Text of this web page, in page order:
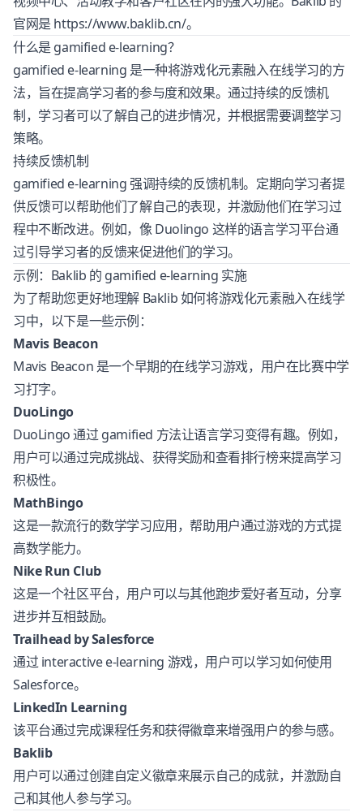
官网是 https://www.baklib.cn/。
什么是 gamified e-learning？
gamified e-learning 是一种将游戏化元素融入在线学习的方
法，旨在提高学习者的参与度和效果。通过持续的反馈机
制，学习者可以了解自己的进步情况，并根据需要调整学习
策略。
持续反馈机制
gamified e-learning 强调持续的反馈机制。定期向学习者提
供反馈可以帮助他们了解自己的表现，并激励他们在学习过
程中不断改进。例如，像 Duolingo 这样的语言学习平台通
过引导学习者的反馈来促进他们的学习。
示例：Baklib 的 gamified e-learning 实施
为了帮助您更好地理解 Baklib 如何将游戏化元素融入在线学
习中，以下是一些示例：
Mavis Beacon
Mavis Beacon 是一个早期的在线学习游戏，用户在比赛中学
习打字。
DuoLingo
DuoLingo 通过 gamified 方法让语言学习变得有趣。例如，
用户可以通过完成挑战、获得奖励和查看排行榜来提高学习
积极性。
MathBingo
这是一款流行的数学学习应用，帮助用户通过游戏的方式提
高数学能力。
Nike Run Club
这是一个社区平台，用户可以与其他跑步爱好者互动，分享
进步并互相鼓励。
Trailhead by Salesforce
通过 interactive e-learning 游戏，用户可以学习如何使用
Salesforce。
LinkedIn Learning
该平台通过完成课程任务和获得徽章来增强用户的参与感。
Baklib
用户可以通过创建自定义徽章来展示自己的成就，并激励自
己和其他人参与学习。